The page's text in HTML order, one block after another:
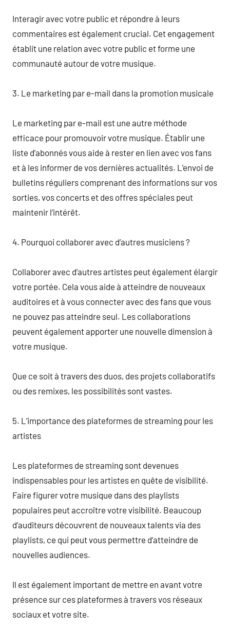
Interagir avec votre public et répondre à leurs
commentaires est également crucial. Cet engagement
établit une relation avec votre public et forme une
communauté autour de votre musique.
3. Le marketing par e-mail dans la promotion musicale
Le marketing par e-mail est une autre méthode
efficace pour promouvoir votre musique. Établir une
liste d’abonnés vous aide à rester en lien avec vos fans
et à les informer de vos dernières actualités. L’envoi de
bulletins réguliers comprenant des informations sur vos
sorties, vos concerts et des offres spéciales peut
maintenir l’intérêt.
4. Pourquoi collaborer avec d’autres musiciens ?
Collaborer avec d’autres artistes peut également élargir
votre portée. Cela vous aide à atteindre de nouveaux
auditoires et à vous connecter avec des fans que vous
ne pouvez pas atteindre seul. Les collaborations
peuvent également apporter une nouvelle dimension à
votre musique.
Que ce soit à travers des duos, des projets collaboratifs
ou des remixes, les possibilités sont vastes.
5. L’importance des plateformes de streaming pour les
artistes
Les plateformes de streaming sont devenues
indispensables pour les artistes en quête de visibilité.
Faire figurer votre musique dans des playlists
populaires peut accroître votre visibilité. Beaucoup
d’auditeurs découvrent de nouveaux talents via des
playlists, ce qui peut vous permettre d’atteindre de
nouvelles audiences.
Il est également important de mettre en avant votre
présence sur ces plateformes à travers vos réseaux
sociaux et votre site.